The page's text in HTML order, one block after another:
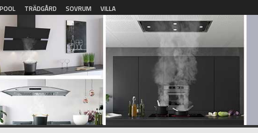
POOL TRÄDGÅRD SOVRUM VILLA